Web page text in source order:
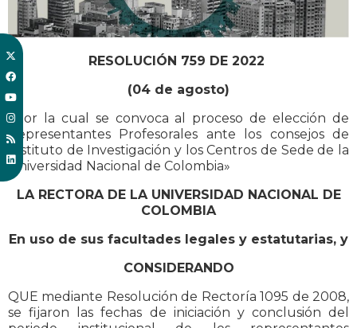
RESOLUCIÓN 759 DE 2022
(04 de agosto)
«Por la cual se convoca al proceso de elección de
Representantes Profesorales ante los consejos de
Instituto de Investigación y los Centros de Sede de la
Universidad Nacional de Colombia»
LA RECTORA DE LA UNIVERSIDAD NACIONAL DE
COLOMBIA
En uso de sus facultades legales y estatutarias, y
CONSIDERANDO
QUE mediante Resolución de Rectoría 1095 de 2008,
se fijaron las fechas de iniciación y conclusión del